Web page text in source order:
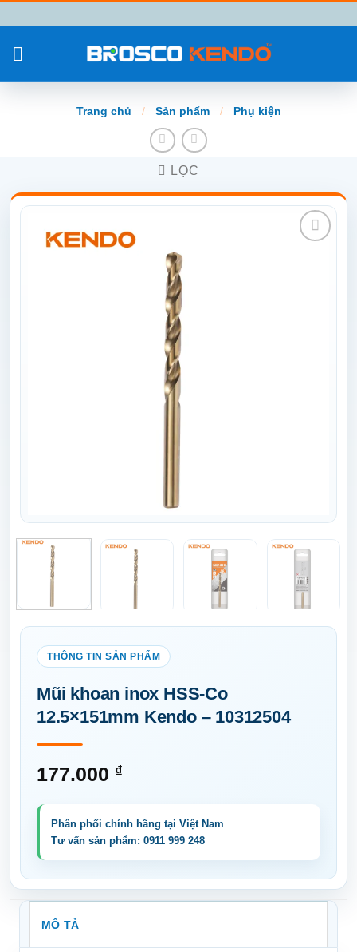
đến
nội
Trang chủ / Sản phẩm / Phụ kiện
LỌC
Mũi khoan inox HSS-Co
12.5×151mm Kendo – 10312504
177.000 ₫
MÔ TẢ